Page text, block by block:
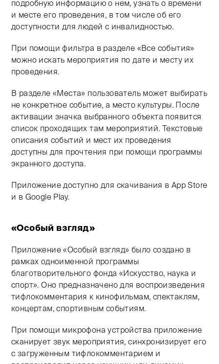
подробную информацию о нем, узнать о времени
и месте его проведения, в том числе об его
доступности для людей с инвалидностью.
При помощи фильтра в разделе «Все события»
можно искать мероприятия по дате и месту их
проведения.
В разделе «Места» пользователь может выбирать
не конкретное событие, а место культуры. После
активации значка выбранного объекта появится
список проходящих там мероприятий. Текстовые
описания событий и мест их проведения
доступны для прочтения при помощи программы
экранного доступа.
Приложение доступно для скачивания в App Store
и в Google Play.
«Особый взгляд»
Приложение «Особый взгляд» было создано в
рамках одноименной программы
благотворительного фонда «Искусство, наука и
спорт». Оно предназначено для воспроизведения
тифлокомментария к кинофильмам, спектаклям,
концертам, спортивным событиям.
При помощи микрофона устройства приложение
сканирует звук мероприятия, синхронизирует его
с загруженным тифлокомментарием и